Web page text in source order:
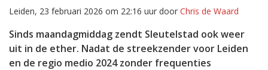
Leiden, 23 februari 2026 om 22:16 uur door Chris de Waard
Sinds maandagmiddag zendt Sleutelstad ook weer
uit in de ether. Nadat de streekzender voor Leiden
en de regio medio 2024 zonder frequenties